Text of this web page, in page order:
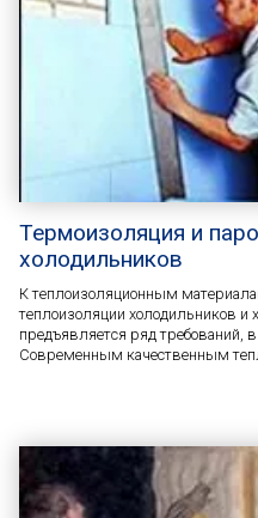
Термоизоляция и
холодильников
К теплоизоляционным
теплоизоляции холодильников и
предъявляется ряд требований,
Современным качественным